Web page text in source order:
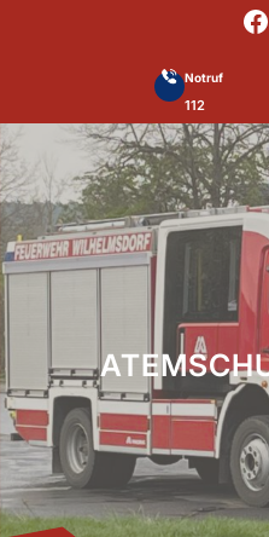
https://www.facebook.com/p/Feuerwehr-Wilhelmsdorf-Mfr-100041655560073/?locale=de_DE
Notruf
112